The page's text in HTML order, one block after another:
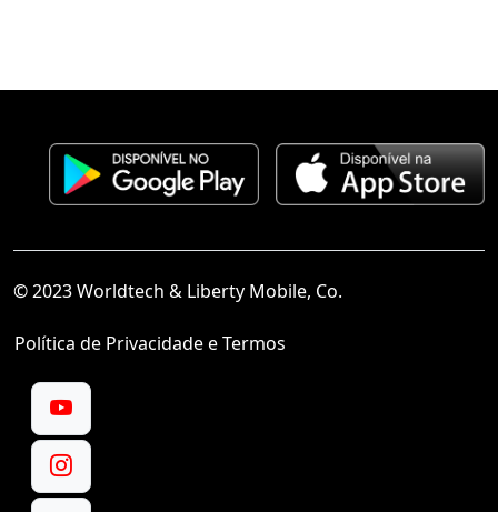
© 2023 Worldtech & Liberty Mobile, Co.
Política de Privacidade e Termos